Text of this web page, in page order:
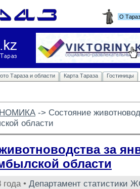
О
Тараза и области Карта Тараза Гостиницы
-> Состояние
области
за
области
• Департамент статистики